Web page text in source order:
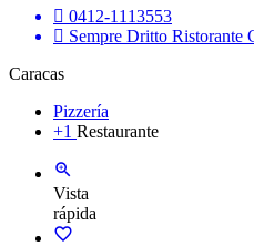
0412-1113553
Sempre Dritto Ristorante
Caracas
Pizzería
+1 Restaurante
Vista
rápida